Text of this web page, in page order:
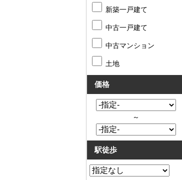
新築一戸建て
中古一戸建て
中古マンション
土地
価格
～
駅徒歩